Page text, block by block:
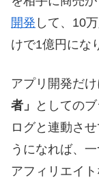
開発 して、10
けで1億円にな
アプリ開発だけ
者」
としての
ログと連動さ
うになれば、
アフィリエイ